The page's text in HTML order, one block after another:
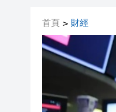
首頁 > 財經